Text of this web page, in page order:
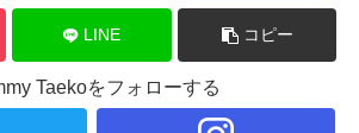
LINE コピー
Taekoをフォローする